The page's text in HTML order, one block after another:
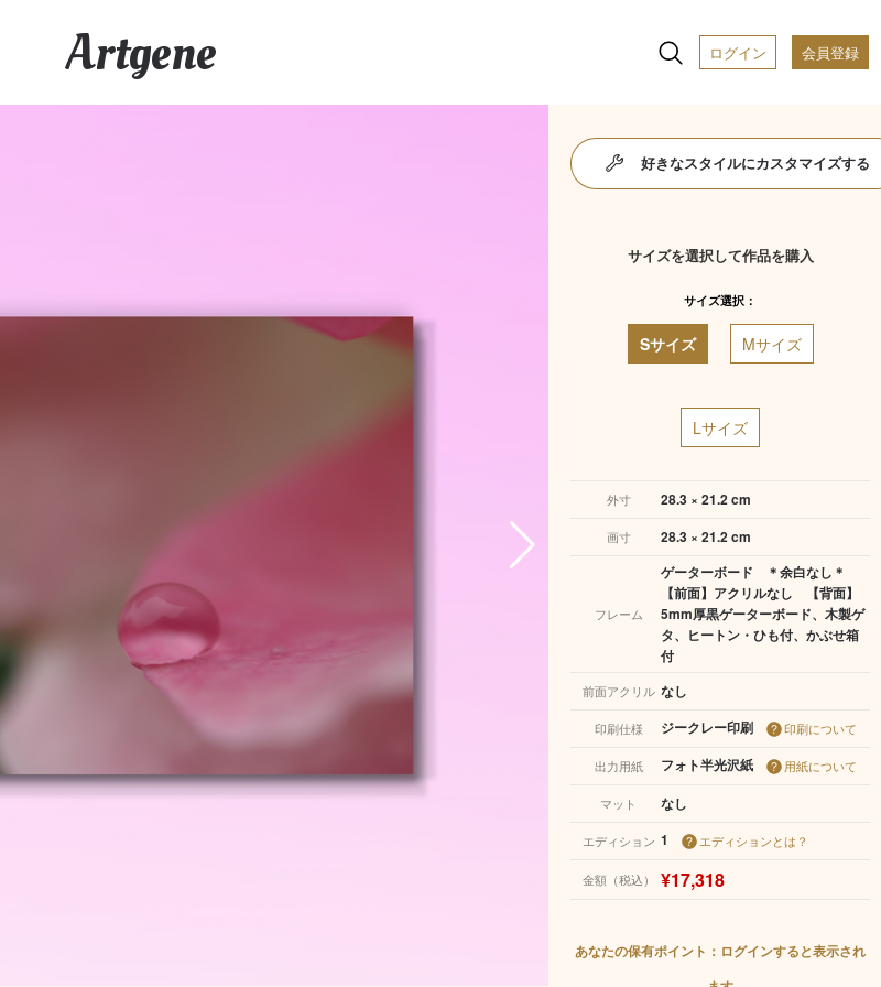
Artgene ログイン 会員登録
好きなスタイルにカスタマイズする
サイズを選択して作品を購入
サイズ選択：
Sサイズ Mサイズ
Lサイズ
外寸 28.3 × 21.2 cm
画寸 28.3 × 21.2 cm
フレーム
ゲーターボード ＊余白なし＊
【前面】アクリルなし 【背面】
5mm厚黒ゲーターボード、木製ゲ
タ、ヒートン・ひも付、かぶせ箱
付
前面アクリル なし
印刷仕様 ジークレー印刷 印刷について
出力用紙 フォト半光沢紙 用紙について
マット なし
エディション 1 エディションとは？
金額（税込） ¥17,318
あなたの保有ポイント：ログインすると表示され